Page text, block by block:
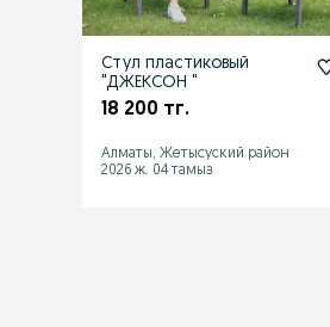
Стул пластиковый
"ДЖЕКСОН "
18 200 тг.
Алматы, Жетысуский район
2026 ж. 04 тамыз